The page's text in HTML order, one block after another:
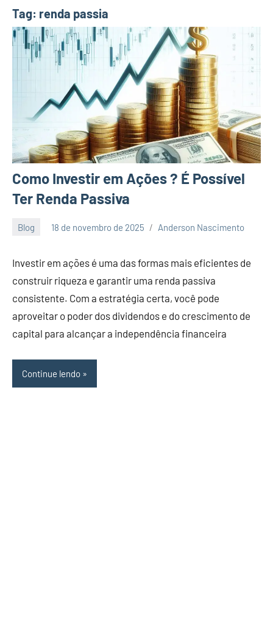
Tag: renda passia
Como Investir em Ações ? É Possível
Ter Renda Passiva
Blog 18 de novembro de 2025 Anderson Nascimento
Nenhum
Investir em ações é uma das formas mais eficientes de
construir riqueza e garantir uma renda passiva
consistente. Com a estratégia certa, você pode
aproveitar o poder dos dividendos e do crescimento de
capital para alcançar a independência financeira
Continue lendo